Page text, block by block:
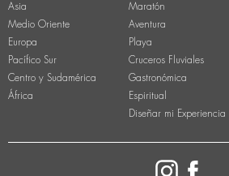
Asia
Medio Oriente
Europa
Pacífico Sur
Centro y Sudamérica
África
Maratón
Aventura
Playa
Cruceros Fluviales
Gastronómica
Espiritual
Diseñar mi Experiencia